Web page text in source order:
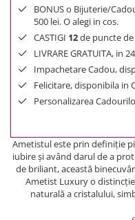
BONUS o Bijuterie/
500 lei. O alegi in cos.
CASTIGI 12de puncte
LIVRARE GRATUITA, in
Impachetare Cadou,
Felicitare, disponibila in
Personalizarea
Ametistul este prin definiţie
iubire şi având darul de a
de briliant, această
Ametist Luxury o
naturală a cristalului,